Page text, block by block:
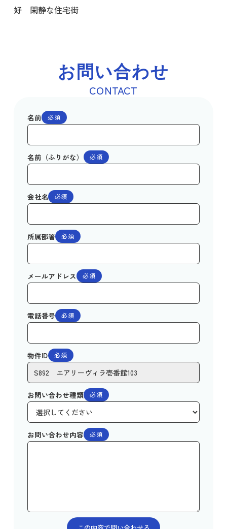
好 閑静な住宅街
お問い合わせ
CONTACT
名前 必須
名前（ふりがな） 必須
会社名 必須
所属部署 必須
メールアドレス 必須
電話番号 必須
物件ID 必須
お問い合わせ種類 必須
お問い合わせ内容 必須